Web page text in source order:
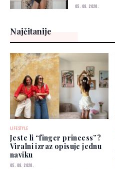
05. 08. 2026.
Najčitanije
LIFESTYLE
Jeste li “finger princess”?
Viralni izraz opisuje jednu
naviku
05. 08. 2026.